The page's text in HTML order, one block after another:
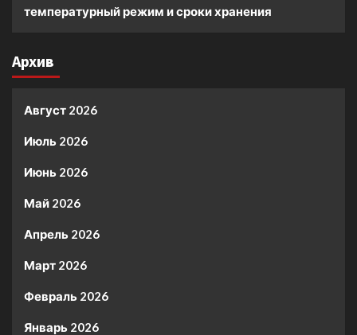
температурный режим и сроки хранения
Архив
Август 2026
Июль 2026
Июнь 2026
Май 2026
Апрель 2026
Март 2026
Февраль 2026
Январь 2026